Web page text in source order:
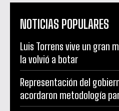
NOTICIAS POPULARES
Luis Torrens vive un gran
la volvió a botar
Representación del
acordaron metodología